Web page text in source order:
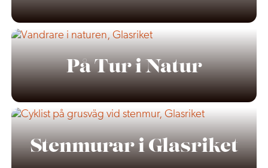
På Tur i Natur
Stenmurar i Glasriket